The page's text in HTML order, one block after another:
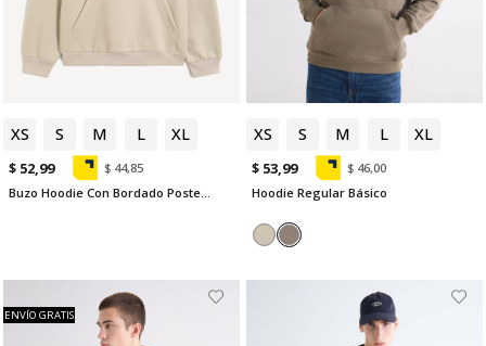
XS S M L XL
$ 52,99
$ 44,85
Buzo Hoodie Con Bordado Posterior
XS S M L XL
$ 53,99
$ 46,00
Hoodie Regular Básico
ENVÍO GRATIS